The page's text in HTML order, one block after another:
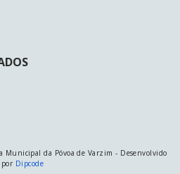
Municipal da Póvoa de Varzim - Desenvolvido
por Dipcode